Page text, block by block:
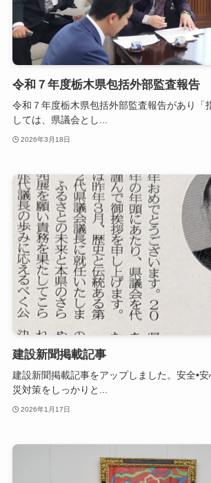
令和７年度栃木県包括外部監査報告
令和７年度栃木県包括外部監査報告があり「
しては、県議会とし...
2026年3月18日
建設新聞掲載記事
建設新聞掲載記事をアップしました。安全•
災対策をしっかりと...
2026年1月17日